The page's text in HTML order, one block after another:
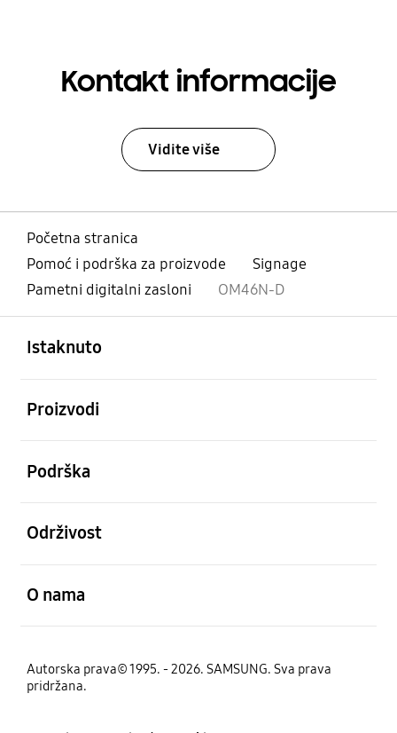
Kontakt informacije
Vidite više
Početna stranica
Pomoć i podrška za proizvode
Signage
Pametni digitalni zasloni
OM46N-D
Istaknuto
Proizvodi
Podrška
Održivost
O nama
Autorska prava© 1995. - 2026. SAMSUNG. Sva prava
pridržana.